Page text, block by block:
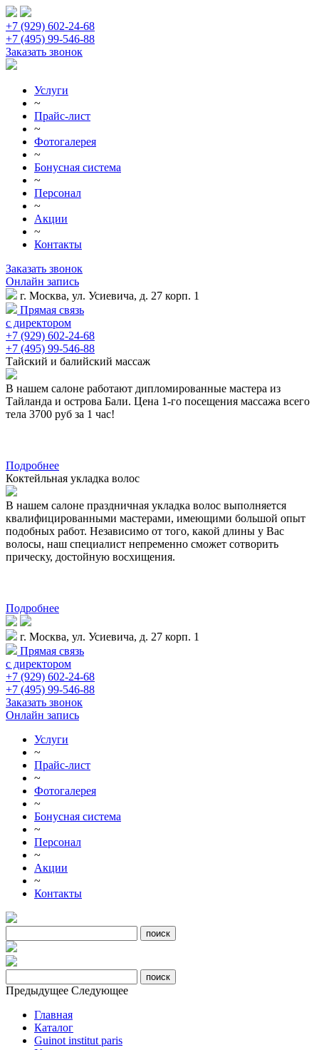
+7 (929) 602-24-68
+7 (495) 99-546-88
Заказать звонок
Услуги
~
Прайс-лист
~
Фотогалерея
~
Бонусная система
~
Персонал
~
Акции
~
Контакты
Заказать звонок
Онлайн запись
г. Москва, ул. Усиевича, д. 27 корп. 1
Прямая связь
с директором
+7 (929) 602-24-68
+7 (495) 99-546-88
Тайский и балийский массаж
В нашем салоне работают дипломированные мастера из
Тайланда и острова Бали. Цена 1-го посещения массажа всего
тела 3700 руб за 1 час!
Подробнее
Коктейльная укладка волос
В нашем салоне праздничная укладка волос выполняется
квалифицированными мастерами, имеющими большой опыт
подобных работ. Независимо от того, какой длины у Вас
волосы, наш специалист непременно сможет сотворить
прическу, достойную восхищения.
Подробнее
г. Москва, ул. Усиевича, д. 27 корп. 1
Прямая связь
с директором
+7 (929) 602-24-68
+7 (495) 99-546-88
Заказать звонок
Онлайн запись
Услуги
~
Прайс-лист
~
Фотогалерея
~
Бонусная система
~
Персонал
~
Акции
~
Контакты
Предыдущее Следующее
Главная
Каталог
Guinot institut paris